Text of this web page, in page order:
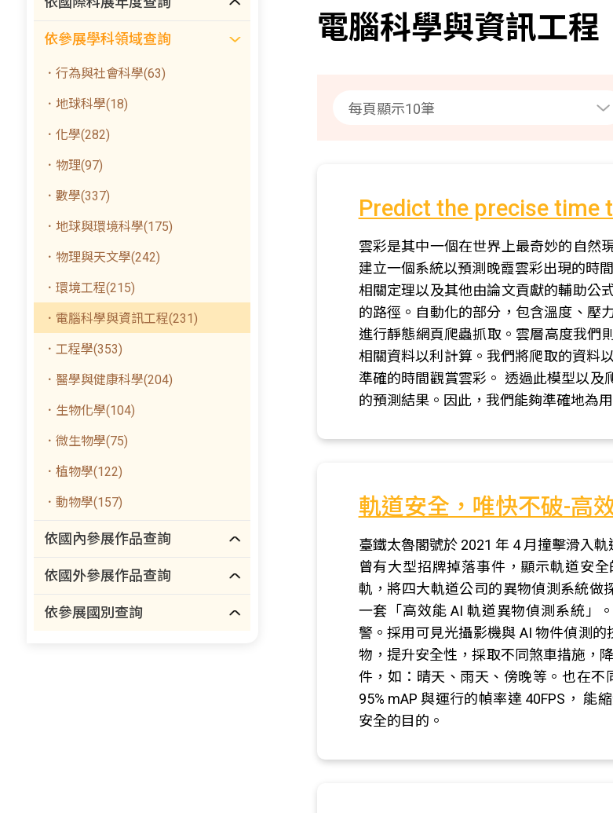
依參展學科領域查詢
．行為與社會科學(63)
．地球科學(18)
．化學(282)
．物理(97)
．數學(337)
．地球與環境科學(175)
．物理與天文學(242)
．環境工程(215)
．電腦科學與資訊工程(231)
．工程學(353)
．醫學與健康科學(204)
．生物化學(104)
．微生物學(75)
．植物學(122)
．動物學(157)
依國內參展作品查詢
依國外參展作品查詢
依參展國別查詢
電腦科學與資訊工程
Predict the precise time
雲彩是其中一個在世界上最奇妙的自然
建立一個系統以預測晚霞雲彩出現的時
相關定理以及其他由論文貢獻的輔助公
的路徑。自動化的部分，包含溫度、壓
進行靜態網頁爬蟲抓取。雲層高度我們
相關資料以利計算。我們將爬取的資料
準確的時間觀賞雲彩。 透過此模型以及
的預測結果。因此，我們能夠準確地為
軌道安全，唯快不破-高
臺鐵太魯閣號於 2021 年 4 月撞擊滑入
曾有大型招牌掉落事件，顯示軌道安
軌，將四大軌道公司的異物偵測系統做
一套「高效能 AI 軌道異物偵測系統」
警。採用可見光攝影機與 AI 物件偵測
物，提升安全性，採取不同煞車措施，
件，如：晴天、雨天、傍晚等。也在
95% mAP 與運行的幀率達 40FPS，
安全的目的。